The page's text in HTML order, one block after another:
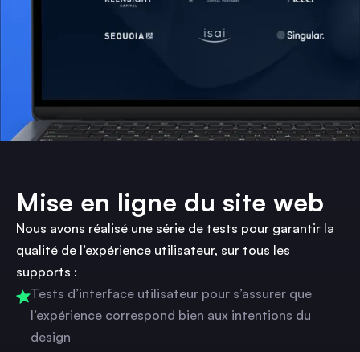
Mise en ligne du site web
Nous avons réalisé une série de tests pour garantir la
qualité de l’expérience utilisateur, sur tous les
supports :
Tests d’interface utilisateur pour s’assurer que
l’expérience correspond bien aux intentions du
design